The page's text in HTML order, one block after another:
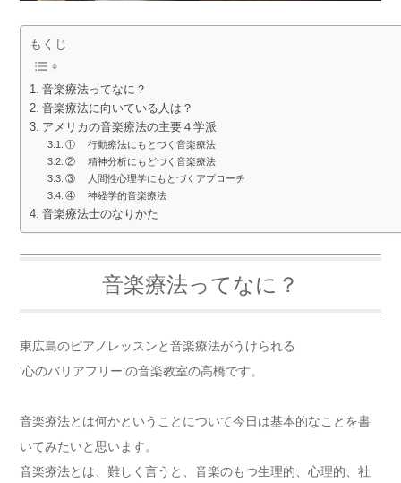
もくじ
音楽療法ってなに？
音楽療法に向いている人は？
アメリカの音楽療法の主要４学派
① 行動療法にもとづく音楽療法
② 精神分析にもどづく音楽療法
③ 人間性心理学にもとづくアプローチ
④ 神経学的音楽療法
音楽療法士のなりかた
音楽療法ってなに？
東広島のピアノレッスンと音楽療法がうけられる
‘心のバリアフリー‘の音楽教室の高橋です。
音楽療法とは何かということについて今日は基本的なことを書
いてみたいと思います。
音楽療法とは、難しく言うと、音楽のもつ生理的、心理的、社